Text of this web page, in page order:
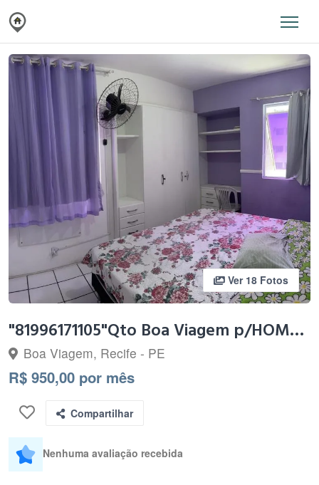
Ver 18 Fotos
"81996171105"Qto Boa Viagem p/HOMENS INDVIDUAL C/ SUÍTE 950
Boa Viagem, Recife - PE
R$ 950,00 por mês
Compartilhar
Nenhuma avaliação recebida